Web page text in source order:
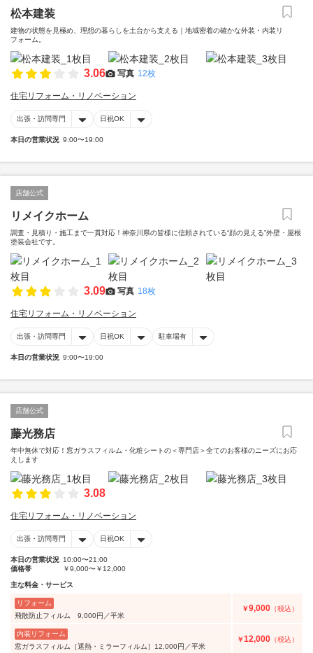
松本建装
建物の状態を見極め、理想の暮らしを土台から支える｜地域密着の確かな外装・内装リ
フォーム。
3.06 写真 12枚
住宅リフォーム・リノベーション
出張・訪問専門 日祝OK
本日の営業状況 9:00〜19:00
店舗公式
リメイクホーム
調査・見積り・施工まで一貫対応！神奈川県の皆様に信頼されている“顔の見える”外壁・屋根
塗装会社です。
3.09 写真 18枚
住宅リフォーム・リノベーション
出張・訪問専門 日祝OK 駐車場有
本日の営業状況 9:00〜19:00
店舗公式
藤光務店
年中無休で対応！窓ガラスフィルム・化粧シートの＜専門店＞全てのお客様のニーズにお応
えします
3.08
住宅リフォーム・リノベーション
出張・訪問専門 日祝OK
本日の営業状況 10:00〜21:00
価格帯
￥9,000〜￥12,000
主な料金・サービス
リフォーム
飛散防止フィルム 9,000円／平米
￥9,000 （税込）
内装リフォーム
窓ガラスフィルム［遮熱・ミラーフィルム］12,000円／平米
￥12,000 （税込）